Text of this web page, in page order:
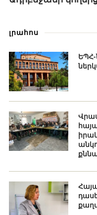
լրահոս